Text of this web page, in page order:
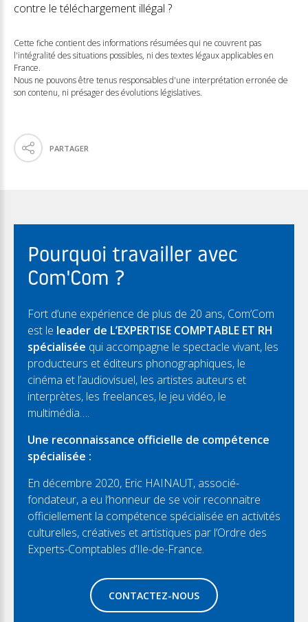
contre le téléchargement illégal ?
Cette fiche contient des informations résumées qui ne couvrent pas
l'intégralité des situations possibles, ni des textes légaux applicables en
France.
Nous ne pouvons être tenus responsables d'une interprétation erronée de
son contenu, ni présager des évolutions législatives.
PARTAGER
Pourquoi travailler avec
Com'Com ?
Fort d’une expérience de plus de 20 ans, Com’Com
est le leader de L’EXPERTISE COMPTABLE ET RH
spécialisée qui accompagne le spectacle vivant, les
producteurs et éditeurs phonographiques, le
cinéma et l’audiovisuel, les artistes auteurs et
interprètes, les freelances, le jeu vidéo, le
multimédia….
Une reconnaissance officielle de compétence
spécialisée :
En décembre 2020, Eric HAINAUT, associé-
fondateur, a eu l’honneur de se voir reconnaitre
officiellement la compétence spécialisée en activités
culturelles, créatives et artistiques par l’Ordre des
Experts-Comptables d’Ile-de-France.
CONTACTEZ-NOUS